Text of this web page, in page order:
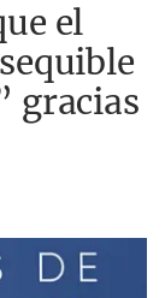
el
gracias